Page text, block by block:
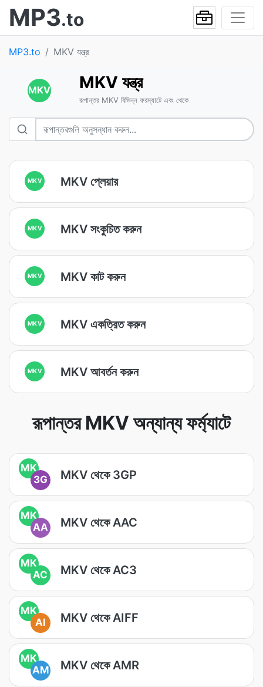
MP3.to
MP3.to MKV যন্ত্র
MKV MKV যন্ত্র
রূপান্তর MKV বিভিন্ন ফরম্যাটে এবং থেকে
MKV MKV প্লেয়ার
MKV MKV সংকুচিত করুন
MKV MKV কাট করুন
MKV MKV একত্রিত করুন
MKV MKV আবর্তন করুন
রূপান্তর MKV অন্যান্য ফর্ম্যাটে
MK
3G
MKV থেকে 3GP
MK
AA
MKV থেকে AAC
MK
AC
MKV থেকে AC3
MK
AI
MKV থেকে AIFF
MK
AM
MKV থেকে AMR